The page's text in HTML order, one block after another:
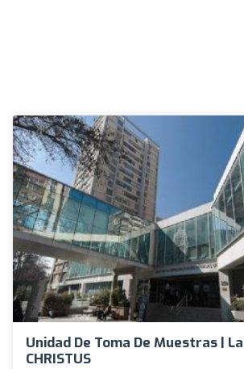
Unidad De Toma De Muestras |
CHRISTUS